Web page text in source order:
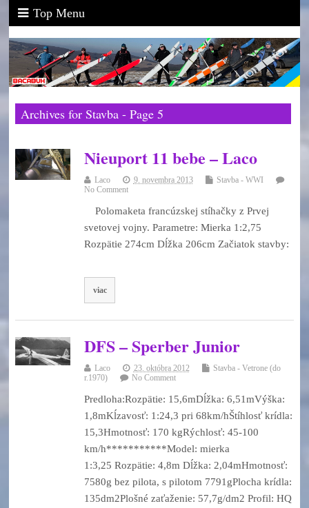
Top Menu
Archives for Stavba - Page 5
Nieuport 11 bebe – Laco
Laco 9. novembra 2013
Stavba - WWI
No Comment
Polomaketa francúzskej stíhačky z Prvej
svetovej vojny. Parametre: Mierka 1:2,75
Rozpätie 274cm Dĺžka 206cm Začiatok stavby:
viac
DFS – Sperber Junior
Laco 23. októbra 2012
Stavba - Vetrone (do
r.1970)
No Comment
Predloha:Rozpätie: 15,6mDĺžka: 6,51mVýška:
1,8mKĺzavosť: 1:24,3 pri 68km/hŠtíhlosť krídla:
15,3Hmotnosť: 170 kgRýchlosť: 45-100
km/h***********Model: mierka
1:3,25 Rozpätie: 4,8m Dĺžka: 2,04mHmotnosť:
7580g bez pilota, s pilotom 7791gPlocha krídla:
135dm2Plošné zaťaženie: 57,7g/dm2 Profil: HQ